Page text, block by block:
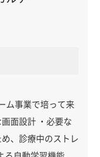
ム事業で培って来
面設計 ・必要な
、診療中のストレ